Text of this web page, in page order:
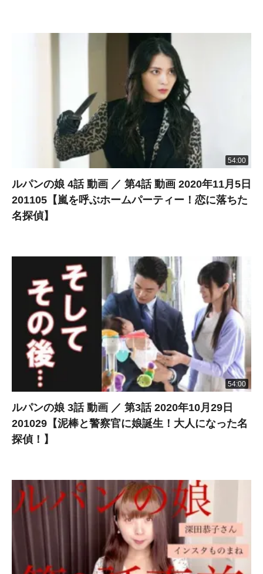
54:00
ルパンの娘 4話 動画 ／ 第4話 動画 2020年11月5日
201105【嵐を呼ぶホームパーティー！恋に落ちた
名探偵】
54:00
ルパンの娘 3話 動画 ／ 第3話 2020年10月29日
201029【泥棒と警察官に娘誕生！大人になった名
探偵！】